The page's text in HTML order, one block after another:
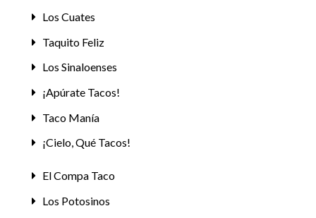
Los Cuates
Taquito Feliz
Los Sinaloenses
¡Apúrate Tacos!
Taco Manía
¡Cielo, Qué Tacos!
El Compa Taco
Los Potosinos